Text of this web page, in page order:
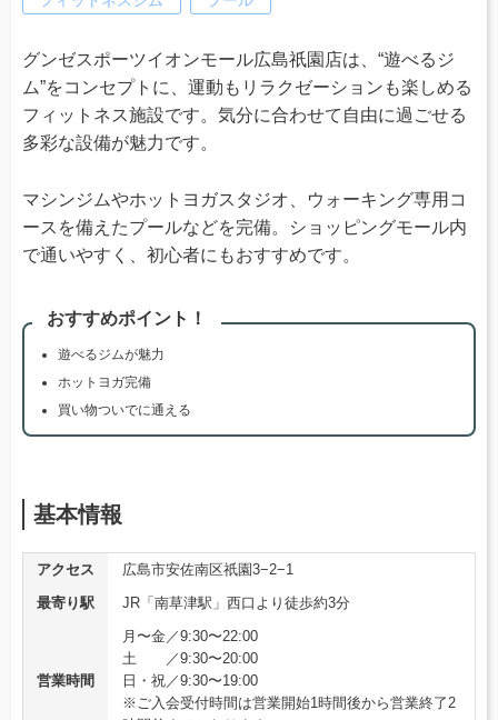
グンゼスポーツイオンモール広島祇園店は、“遊べるジ
ム”をコンセプトに、運動もリラクゼーションも楽しめる
フィットネス施設です。気分に合わせて自由に過ごせる
多彩な設備が魅力です。
マシンジムやホットヨガスタジオ、ウォーキング専用コ
ースを備えたプールなどを完備。ショッピングモール内
で通いやすく、初心者にもおすすめです。
おすすめポイント！
遊べるジムが魅力
ホットヨガ完備
買い物ついでに通える
基本情報
アクセス
広島市安佐南区祇園3−2−1
最寄り駅
JR「南草津駅」西口より徒歩約3分
営業時間
月〜金／9:30〜22:00
土 ／9:30〜20:00
日・祝／9:30〜19:00
※ご入会受付時間は営業開始1時間後から営業終了2